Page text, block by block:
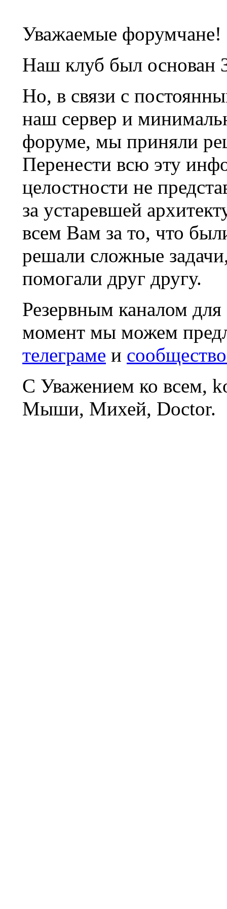
Уважаемые форумчане!
Наш клуб был основан
Но, в связи с
наш сервер и
форуме, мы приняли
Перенести всю эту
целостности не
за устаревшей
всем Вам за то, что
решали сложные
помогали друг другу.
Резервным каналом
момент мы можем
телеграме и
С Уважением ко всем,
Мыши, Михей, Doctor.